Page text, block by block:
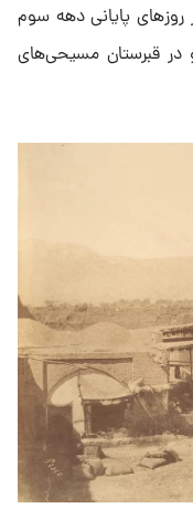
روزهای پایانی دهه سوم
درگذشت و در قبرستان مسیحی‌های